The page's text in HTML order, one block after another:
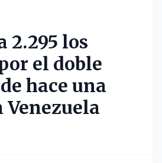
2.295 los
el doble
hace una
Venezuela